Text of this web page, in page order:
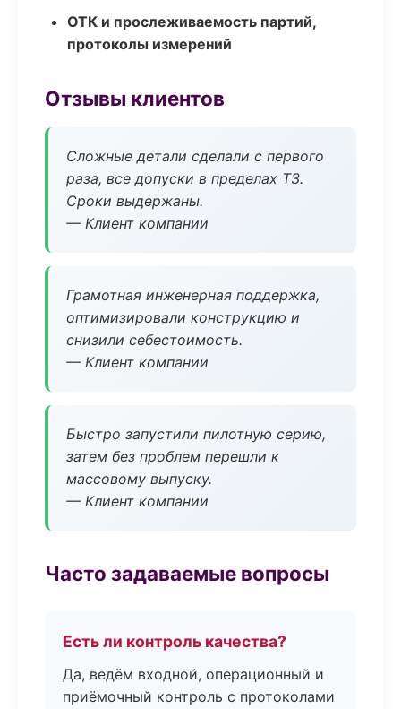
ОТК и прослеживаемость партий,
протоколы измерений
Отзывы клиентов
Сложные детали сделали с первого
раза, все допуски в пределах ТЗ.
Сроки выдержаны.
— Клиент компании
Грамотная инженерная поддержка,
оптимизировали конструкцию и
снизили себестоимость.
— Клиент компании
Быстро запустили пилотную серию,
затем без проблем перешли к
массовому выпуску.
— Клиент компании
Часто задаваемые вопросы
Есть ли контроль качества?
Да, ведём входной, операционный и
приёмочный контроль с протоколами